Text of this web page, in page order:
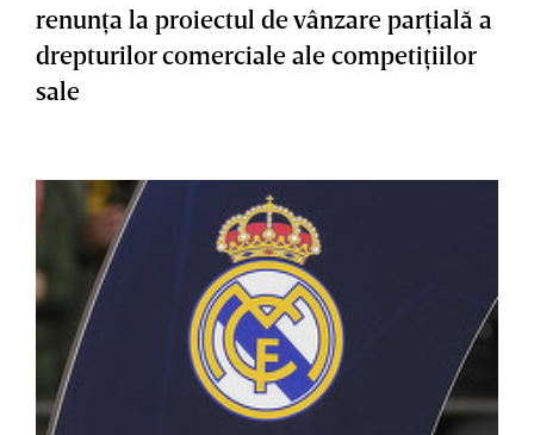
renunţa la proiectul de vânzare parţială a
drepturilor comerciale ale competiţiilor
sale